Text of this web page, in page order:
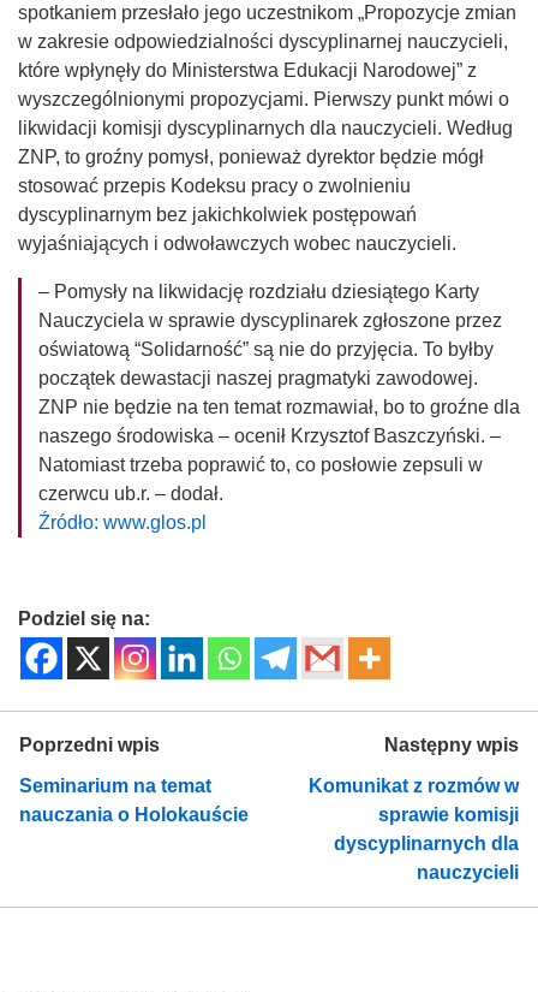
spotkaniem przesłało jego uczestnikom „Propozycje zmian
w zakresie odpowiedzialności dyscyplinarnej nauczycieli,
które wpłynęły do Ministerstwa Edukacji Narodowej” z
wyszczególnionymi propozycjami. Pierwszy punkt mówi o
likwidacji komisji dyscyplinarnych dla nauczycieli. Według
ZNP, to groźny pomysł, ponieważ dyrektor będzie mógł
stosować przepis Kodeksu pracy o zwolnieniu
dyscyplinarnym bez jakichkolwiek postępowań
wyjaśniających i odwoławczych wobec nauczycieli.
– Pomysły na likwidację rozdziału dziesiątego Karty
Nauczyciela w sprawie dyscyplinarek zgłoszone przez
oświatową “Solidarność” są nie do przyjęcia. To byłby
początek dewastacji naszej pragmatyki zawodowej.
ZNP nie będzie na ten temat rozmawiał, bo to groźne dla
naszego środowiska – ocenił Krzysztof Baszczyński. –
Natomiast trzeba poprawić to, co posłowie zepsuli w
czerwcu ub.r. – dodał.
Źródło: www.glos.pl
Podziel się na:
Poprzedni wpis
Seminarium na temat
nauczania o Holokauście
Następny wpis
Komunikat z rozmów w
sprawie komisji
dyscyplinarnych dla
nauczycieli